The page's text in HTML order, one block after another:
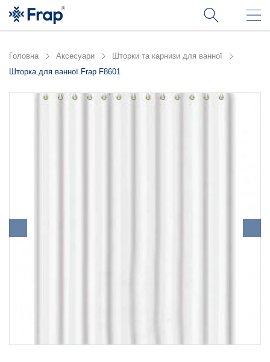
Головна Аксесуари
Шторки та карнизи для ванної
Шторка для ванної Frap F8601